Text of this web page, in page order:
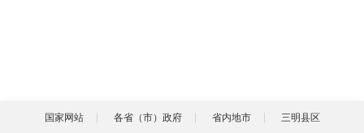
国家网站 各省（市）政府 省内地市 三明县区